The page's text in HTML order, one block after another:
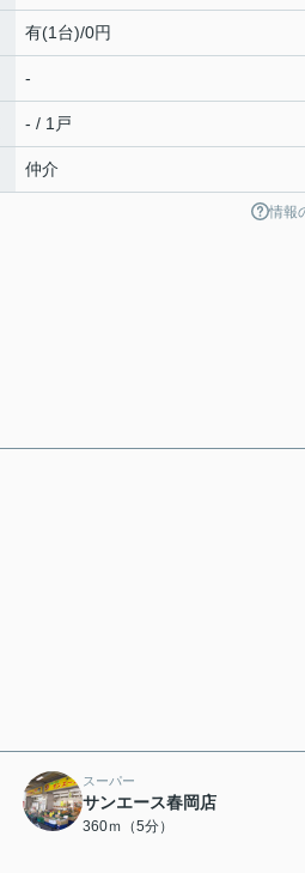
有(1台)/0円
-
- / 1戸
仲介
情報
スーパー
サンエース春岡店
360ｍ（5分）